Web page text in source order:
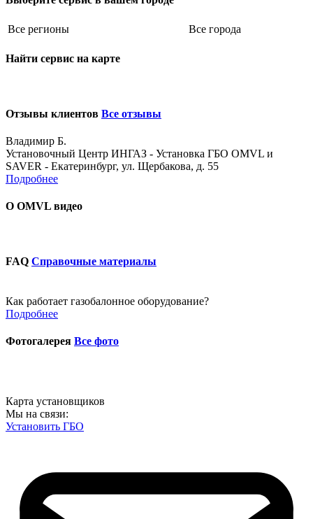
Все регионы Все города
Найти сервис на карте
Отзывы клиентов Все отзывы
Владимир Б.
Установочный Центр ИНГАЗ - Установка ГБО OMVL и
SAVER - Екатеринбург, ул. Щербакова, д. 55
Подробнее
О OMVL видео
FAQ Справочные материалы
Как работает газобалонное оборудование?
Подробнее
Фотогалерея Все фото
Карта установщиков
Мы на связи:
Установить ГБО